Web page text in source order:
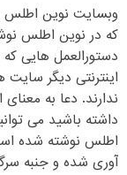
وبسایت نوین اطلس
که در نوین اطلس
دستورالعمل هایی که
اینترنتی دیگر
ندارند. دعا به
داشته باشید می
اطلس نوشته شده
آوری شده و جنبه